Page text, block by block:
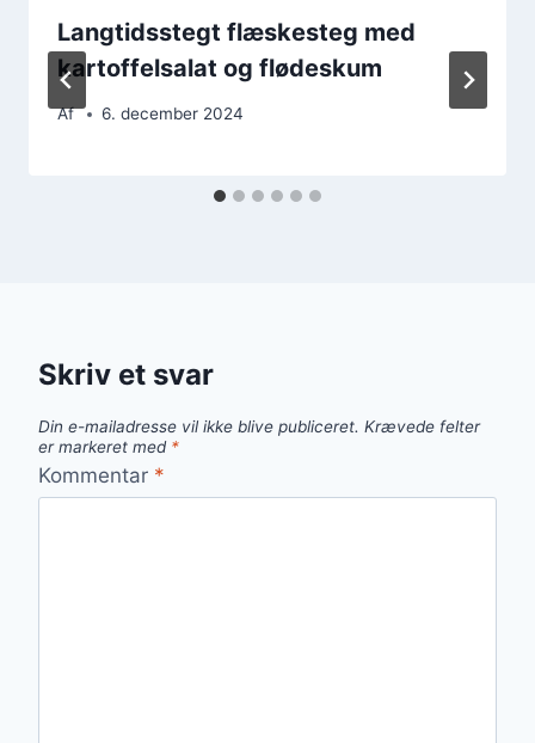
Langtidsstegt flæskesteg med
kartoffelsalat og flødeskum
Af 6. december 2024
Skriv et svar
Din e-mailadresse vil ikke blive publiceret. Krævede felter
er markeret med *
Kommentar *